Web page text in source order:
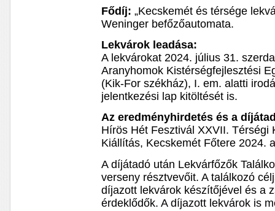
Fődíj: „Kecskemét és térsége
Weninger befőzőautomata.
Lekvárok leadása:
A lekvárokat 2024. július 31.
Aranyhomok Kistérségfejlesztési
(Kik-For székház), I. em. alatti
jelentkezési lap kitöltését is.
Az eredményhirdetés és a
Hírös Hét Fesztivál XXVII. Térségi
Kiállítás, Kecskemét Főtere 2024.
A díjátadó után Lekvárfőzők
verseny résztvevőit. A találkozó
díjazott lekvárok készítőjével és a
érdeklődők. A díjazott lekvárok is